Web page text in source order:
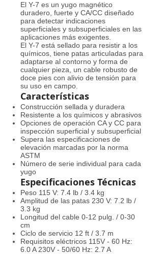
El Y-7 es un yugo magnético
duradero, fuerte y CA/CC diseñado
para detectar indicaciones
superficiales y subsuperficiales en las
aplicaciones más exigentes.
El Y-7 está sellado para resistir a los
químicos, tiene patas articuladas para
adaptarse al contorno y forma de
cualquier pieza, un cable robusto de
doce pies con alivio de tensión para
su uso en campo.
Características
Construcción sellada y duradera
Resistente a los químicos y abrasivos
Opciones de operación CA y CC para
inspección superficial y subsuperficial
Supera las especificaciones de
elevación marcadas por la norma
ASTM
Número de serie individual para cada
yugo
Especificaciones Técnicas
Peso 115 V: 7.4 lb / 3.4 kg
Amplitud de las patas 230 V: 7.2 lb /
3.3 kg
Longitud del cable 0-12 pulg. / 0-30
cm
Ciclo de servicio 12 ft / 3.7 m
Requisitos eléctricos 115V - 60 Hz:
6.0 A 230V - 50/60 Hz: 2.7 A